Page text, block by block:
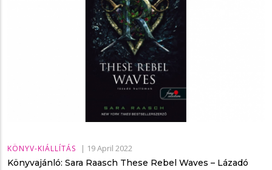
KÖNYV-KIÁLLÍTÁS | 19 April 2022
Könyvajánló: Sara Raasch These ​Rebel Waves – Lázadó